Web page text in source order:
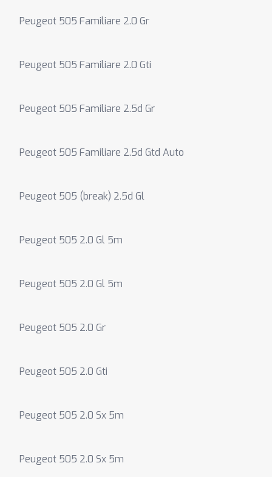
Peugeot 505 Familiare 2.0 Gr
Peugeot 505 Familiare 2.0 Gti
Peugeot 505 Familiare 2.5d Gr
Peugeot 505 Familiare 2.5d Gtd Auto
Peugeot 505 (break) 2.5d Gl
Peugeot 505 2.0 Gl 5m
Peugeot 505 2.0 Gl 5m
Peugeot 505 2.0 Gr
Peugeot 505 2.0 Gti
Peugeot 505 2.0 Sx 5m
Peugeot 505 2.0 Sx 5m